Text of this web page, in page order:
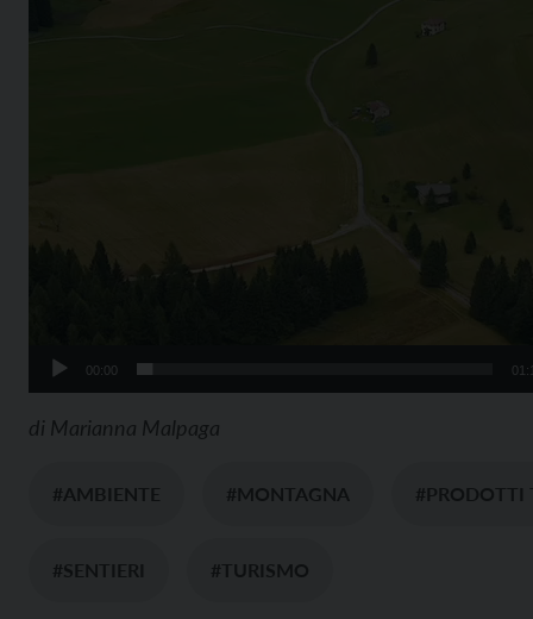
00:00
di Marianna Malpaga
#AMBIENTE #MONTAGNA #PRODOTTI
#SENTIERI #TURISMO